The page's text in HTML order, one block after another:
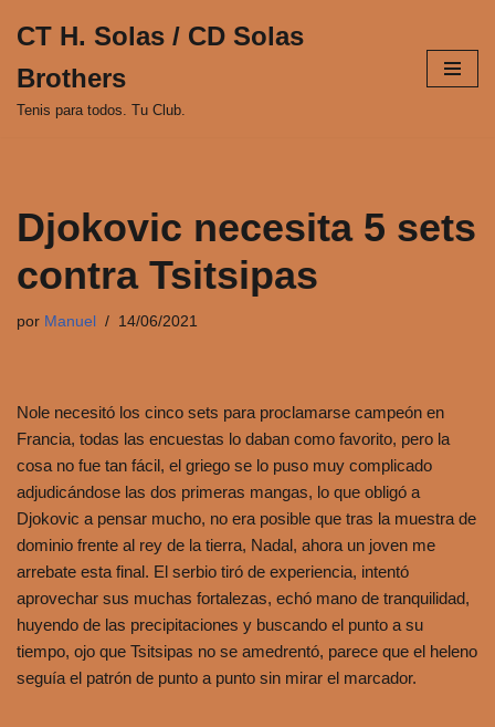
al
contenido
CT H. Solas / CD Solas
Brothers
Tenis para todos. Tu Club.
Djokovic necesita 5 sets
contra Tsitsipas
por Manuel 14/06/2021
Nole necesitó los cinco sets para proclamarse campeón en
Francia, todas las encuestas lo daban como favorito, pero la
cosa no fue tan fácil, el griego se lo puso muy complicado
adjudicándose las dos primeras mangas, lo que obligó a
Djokovic a pensar mucho, no era posible que tras la muestra de
dominio frente al rey de la tierra, Nadal, ahora un joven me
arrebate esta final. El serbio tiró de experiencia, intentó
aprovechar sus muchas fortalezas, echó mano de tranquilidad,
huyendo de las precipitaciones y buscando el punto a su
tiempo, ojo que Tsitsipas no se amedrentó, parece que el heleno
seguía el patrón de punto a punto sin mirar el marcador.